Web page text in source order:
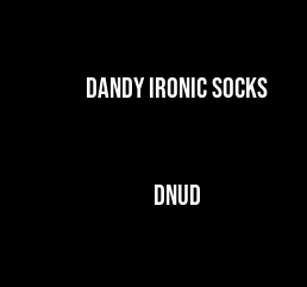
DANDY IRONIC SOCKS
DNUD